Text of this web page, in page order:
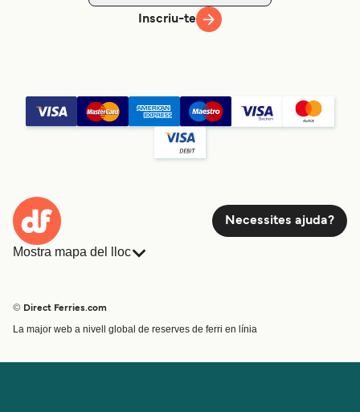
Inscriu-te
Necessites ajuda?
Mostra mapa del lloc
Cercador de rutes i ports
© Direct Ferries.com
La major web a nivell global de reserves de ferri en línia